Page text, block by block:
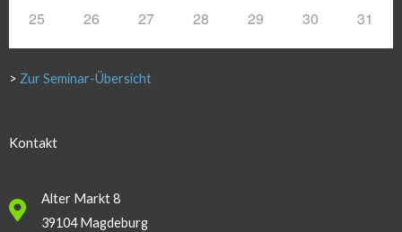
25 26 27 28 29 30 31
> Zur Seminar-Übersicht
Kontakt
Alter Markt 8
39104 Magdeburg